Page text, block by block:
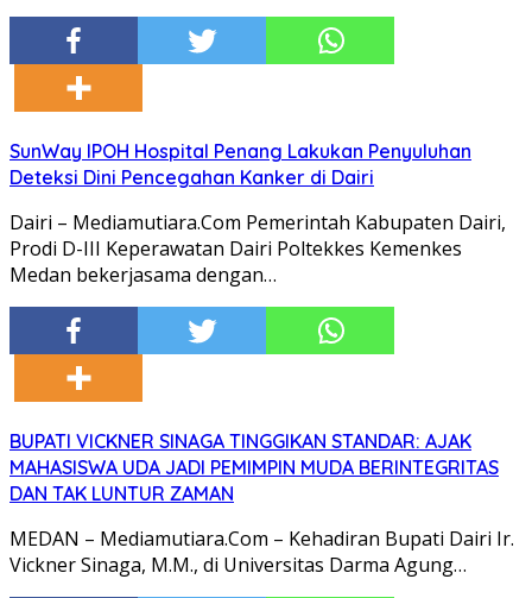
SunWay IPOH Hospital Penang Lakukan Penyuluhan
Deteksi Dini Pencegahan Kanker di Dairi
Dairi – Mediamutiara.Com Pemerintah Kabupaten Dairi,
Prodi D-III Keperawatan Dairi Poltekkes Kemenkes
Medan bekerjasama dengan…
BUPATI VICKNER SINAGA TINGGIKAN STANDAR: AJAK
MAHASISWA UDA JADI PEMIMPIN MUDA BERINTEGRITAS
DAN TAK LUNTUR ZAMAN
MEDAN – Mediamutiara.Com – Kehadiran Bupati Dairi Ir.
Vickner Sinaga, M.M., di Universitas Darma Agung…